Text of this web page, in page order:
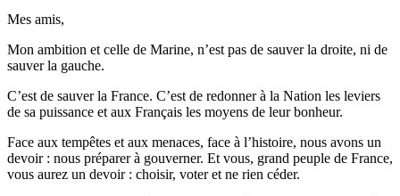
Mes amis,
Mon ambition et celle de Marine, n’est pas de sauver la droite, ni de
sauver la gauche.
C’est de sauver la France. C’est de redonner à la Nation les leviers
de sa puissance et aux Français les moyens de leur bonheur.
Face aux tempêtes et aux menaces, face à l’histoire, nous avons un
devoir : nous préparer à gouverner. Et vous, grand peuple de France,
vous aurez un devoir : choisir, voter et ne rien céder.